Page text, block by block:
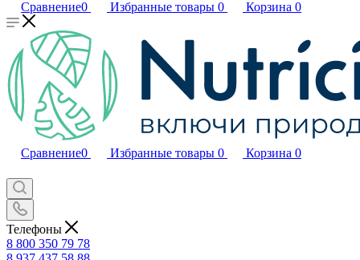
Сравнение0 Избранные товары 0 Корзина 0
Сравнение0 Избранные товары 0 Корзина 0
Телефоны
8 800 350 79 78